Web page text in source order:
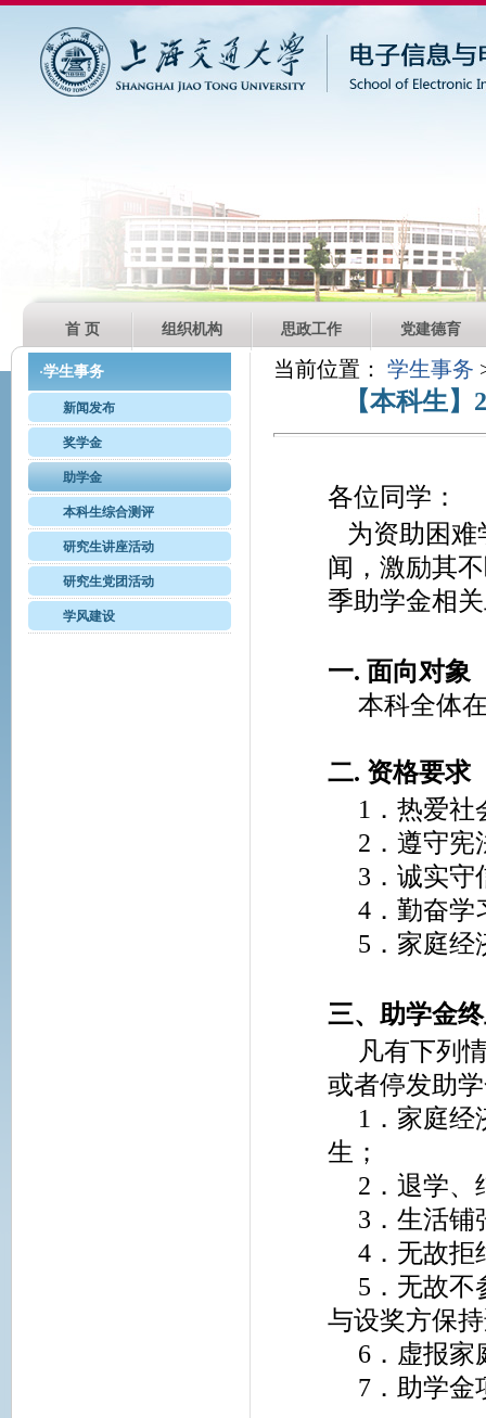
首 页 组织机构 思政工作 党建德育
·学生事务
新闻发布
奖学金
助学金
本科生综合测评
研究生讲座活动
研究生党团活动
学风建设
当前位置：学生事务
【本科生
各位同学：
为资助困难
闻，激励其
季助学金相
一. 面向对象
本科全体
二. 资格要求
1．热爱社
2．遵守宪
3．诚实守
4．勤奋学
5．家庭经
三、助学金
凡有下列
或者停发助
1．家庭经
生；
2．退学、
3．生活铺
4．无故拒
5．无故不
与设奖方保
6．虚报家
7．助学金